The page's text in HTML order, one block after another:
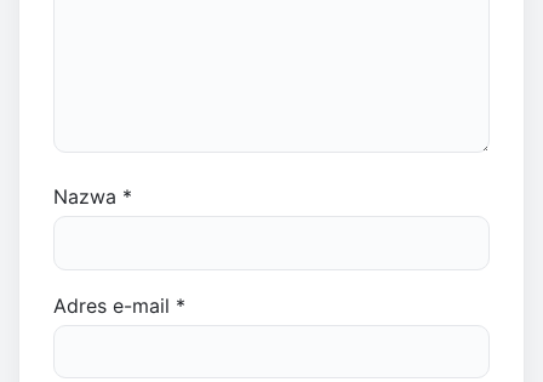
Nazwa *
Adres e-mail *